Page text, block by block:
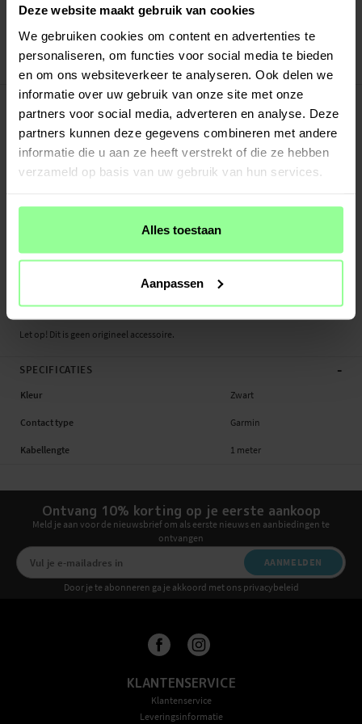
Deze website maakt gebruik van cookies
We gebruiken cookies om content en advertenties te
personaliseren, om functies voor social media te bieden
en om ons websiteverkeer te analyseren. Ook delen we
informatie over uw gebruik van onze site met onze
partners voor social media, adverteren en analyse. Deze
partners kunnen deze gegevens combineren met andere
informatie die u aan ze heeft verstrekt of die ze hebben
verzameld op basis van uw gebruik van hun services.
Alles toestaan
Aanpassen
Veilig betalen met Klarna of Paypal
30 dagen retourrecht
PRODUCTBESCHRIJVING
Laad je Garmin Approach S70 47mm eenvoudig en efficiënt op met deze USB-C-
kabel. Hij is gemaakt van duurzaam materiaal, waardoor de kabel zowel lang
meegaat als betrouwbaar is voor langdurig gebruik. Met een lengte van 1 meter
krijg je de flexibiliteit en het gemak dat je nodig hebt om je apparaat soepel op
altijd klaar is wanneer je die nodig hebt.
Lengte: 1 meter
- Garmin Approach S70 47mm
Let op! Dit is geen origineel accessoire.
SPECIFICATIES -
Kleur Zwart
Contact type Garmin
Kabellengte 1 meter
Ontvang 10% korting op je eerste aankoop
Meld je aan voor de nieuwsbrief om als eerste nieuws en aanbiedingen te
ontvangen
AANMELDEN
Door je te abonneren ga je akkoord met ons privacybeleid
KLANTENSERVICE
Klantenservice
Leveringsinformatie